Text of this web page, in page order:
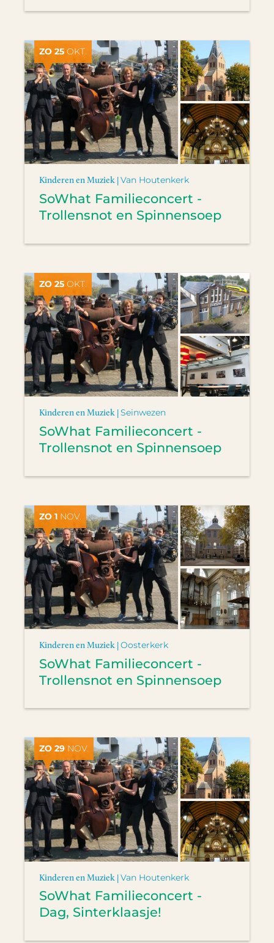
ZO 25 OKT.
Kinderen en Muziek |Van Houtenkerk
SoWhat Familieconcert -
Trollensnot en Spinnensoep
ZO 25 OKT.
Kinderen en Muziek |Seinwezen
SoWhat Familieconcert -
Trollensnot en Spinnensoep
ZO 1 NOV.
Kinderen en Muziek |Oosterkerk
SoWhat Familieconcert -
Trollensnot en Spinnensoep
ZO 29 NOV.
Kinderen en Muziek |Van Houtenkerk
SoWhat Familieconcert -
Dag, Sinterklaasje!